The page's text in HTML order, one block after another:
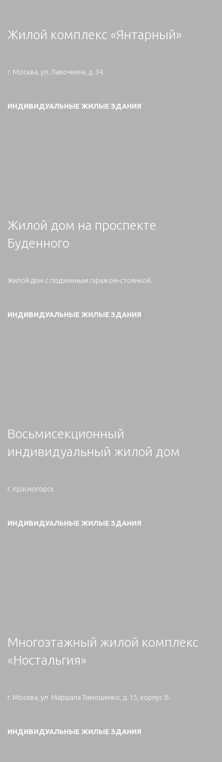
Жилой комплекс «Янтарный»
г. Москва, ул. Лавочкина, д. 34.
ИНДИВИДУАЛЬНЫЕ ЖИЛЫЕ ЗДАНИЯ
Жилой дом на проспекте
Буденного
Жилой дом с подземным гаражом-стоянкой.
ИНДИВИДУАЛЬНЫЕ ЖИЛЫЕ ЗДАНИЯ
Восьмисекционный
индивидуальный жилой дом
г. Красногорск
ИНДИВИДУАЛЬНЫЕ ЖИЛЫЕ ЗДАНИЯ
Многоэтажный жилой комплекс
«Ностальгия»
г. Москва, ул. Маршала Тимошенко, д. 15, корпус Б.
ИНДИВИДУАЛЬНЫЕ ЖИЛЫЕ ЗДАНИЯ